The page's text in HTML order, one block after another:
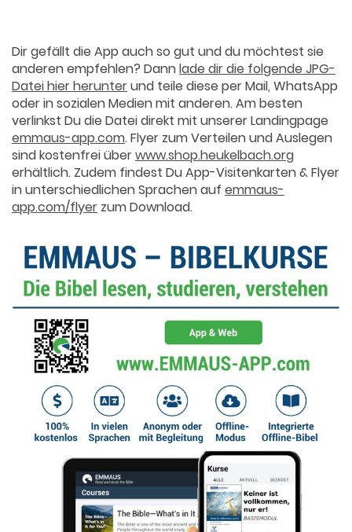
Dir gefällt die App auch so gut und du möchtest sie
anderen empfehlen? Dannlade dir die folgende JPG-
Datei hier herunterund teile diese per Mail, WhatsApp
oder in sozialen Medien mit anderen. Am besten
verlinkst Du die Datei direkt mit unserer Landingpage
emmaus-app.com. Flyer zum Verteilen und Auslegen
sind kostenfrei überwww.shop.heukelbach.org
erhältlich. Zudem findest Du App-Visitenkarten & Flyer
in unterschiedlichen Sprachen auf emmaus-
app.com/flyer zum Download.